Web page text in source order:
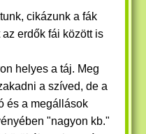
cikázunk a fák
erdők fái között is
helyes a táj. Meg
a szíved, de a
és a megállások
"nagyon kb."